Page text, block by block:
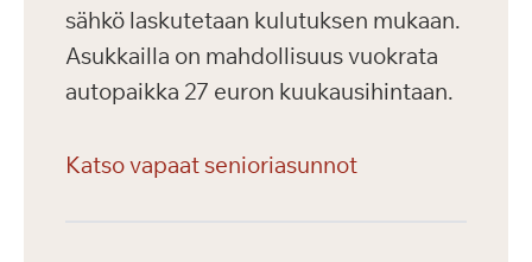
sähkö laskutetaan kulutuksen mukaan.
Asukkailla on mahdollisuus vuokrata
autopaikka 27 euron kuukausihintaan.
Katso vapaat senioriasunnot